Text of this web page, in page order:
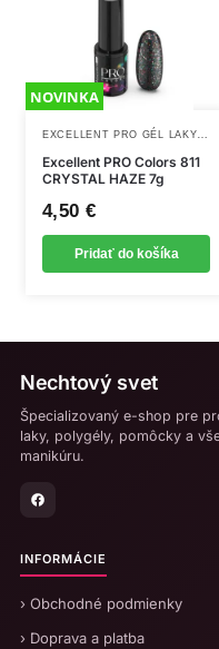
Špecifikácia
Farba:Jemná ružová
Účinok:Vyrovnanie
Objem:11 g.
Aplikácia:
Naneste
domáci styling.
NOVINKA
Excellent PRO Colors 811
CRYSTAL HAZE 7g
4,50 €
Pridať do košíka
Nechtový svet
Špecializovaný e-shop pre
laky, polygély, pomôcky a
manikúru.
INFORMÁCIE
› Obchodné podmienky
› Doprava a platba